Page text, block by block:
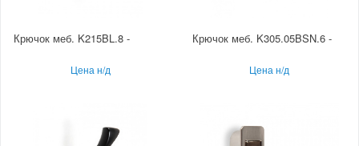
Крючок меб. K215BL.8 -
Цена н/д
Крючок меб. K305.05BSN.6 -
Цена н/д